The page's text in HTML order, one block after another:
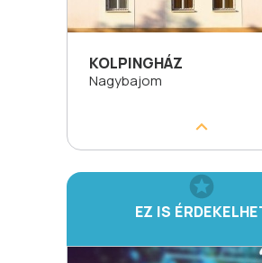
KOLPINGHÁZ
Nagybajom
EZ IS